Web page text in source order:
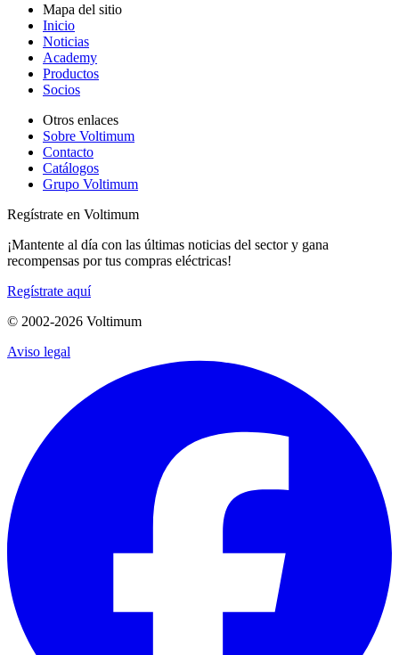
Mapa del sitio
Inicio
Noticias
Academy
Productos
Socios
Otros enlaces
Sobre Voltimum
Contacto
Catálogos
Grupo Voltimum
Regístrate en Voltimum
¡Mantente al día con las últimas noticias del sector y gana
recompensas por tus compras eléctricas!
Regístrate aquí
© 2002-2026 Voltimum
Aviso legal